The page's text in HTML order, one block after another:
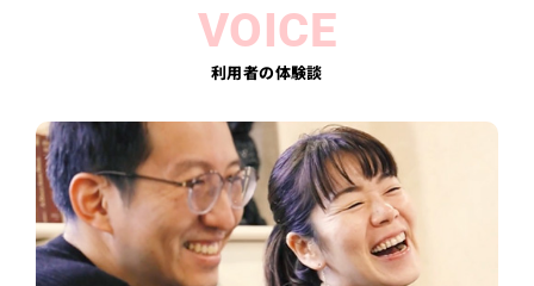
VOICE
利用者の体験談